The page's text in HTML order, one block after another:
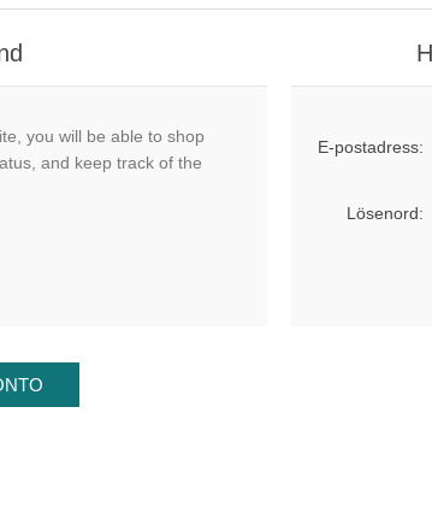
you will be able to shop
and keep track of the
E-postadress:
Lösenord: